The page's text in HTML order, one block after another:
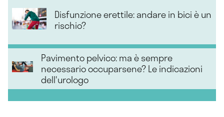
Disfunzione erettile: andare in bici è un
rischio?
Pavimento pelvico: ma è sempre
necessario occuparsene? Le indicazioni
dell'urologo